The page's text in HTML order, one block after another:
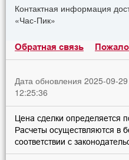
Контактная информация
«Час-Пик»
Обратная связь
Дата обновления 2025-09-29
12:25:36
Цена сделки определяется
Расчеты осуществляются в
соответствии с